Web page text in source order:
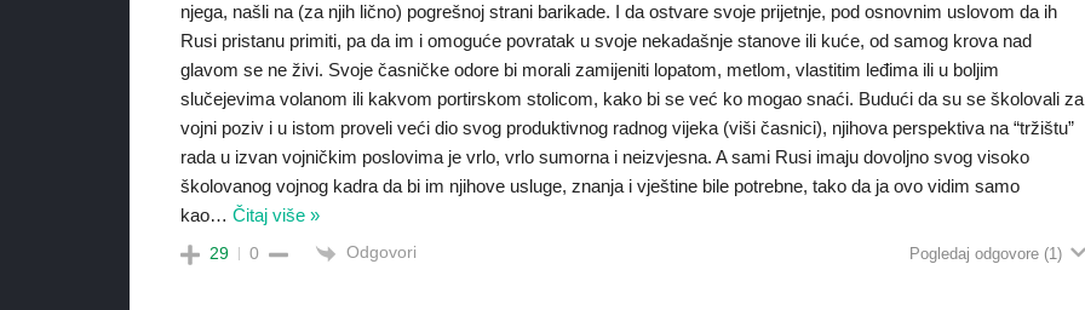
njega, našli na (za njih lično) pogrešnoj strani barikade. I da ostvare svoje prijetnje, pod osnovnim uslovom da ih
Rusi pristanu primiti, pa da im i omoguće povratak u svoje nekadašnje stanove ili kuće, od samog krova nad
glavom se ne živi. Svoje časničke odore bi morali zamijeniti lopatom, metlom, vlastitim leđima ili u boljim
slučejevima volanom ili kakvom portirskom stolicom, kako bi se već ko mogao snaći. Budući da su se školovali za
vojni poziv i u istom proveli veći dio svog produktivnog radnog vijeka (viši časnici), njihova perspektiva na “tržištu”
rada u izvan vojničkim poslovima je vrlo, vrlo sumorna i neizvjesna. A sami Rusi imaju dovoljno svog visoko
školovanog vojnog kadra da bi im njihove usluge, znanja i vještine bile potrebne, tako da ja ovo vidim samo
kao…Čitaj više »
29 0 Odgovori Pogledaj odgovore (1)